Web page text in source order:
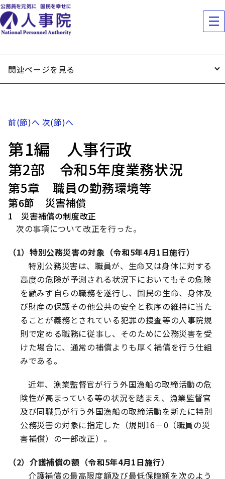
関連ページを見る
前(節)へ 次(節)へ
第1編 人事行政
第2部 令和5年度業務状況
第5章 職員の勤務環境等
第6節 災害補償
1 災害補償の制度改正
次の事項について改正を行った。
（1）特別公務災害の対象（令和5年4月1日施行）
特別公務災害は、職員が、生命又は身体に対する
高度の危険が予測される状況下においてもその危険
を顧みず自らの職務を遂行し、国民の生命、身体及
び財産の保護その他公共の安全と秩序の維持に当た
ることが義務とされている犯罪の捜査等の人事院規
則で定める職務に従事し、そのために公務災害を受
けた場合に、通常の補償よりも厚く補償を行う仕組
みである。
近年、漁業監督官が行う外国漁船の取締活動の危
険性が高まっている等の状況を踏まえ、漁業監督官
及び同職員が行う外国漁船の取締活動を新たに特別
公務災害の対象に指定した（規則16－0（職員の災
害補償）の一部改正）。
（2）介護補償の額（令和5年4月1日施行）
介護補償の最高限度額及び最低保障額を次のよう